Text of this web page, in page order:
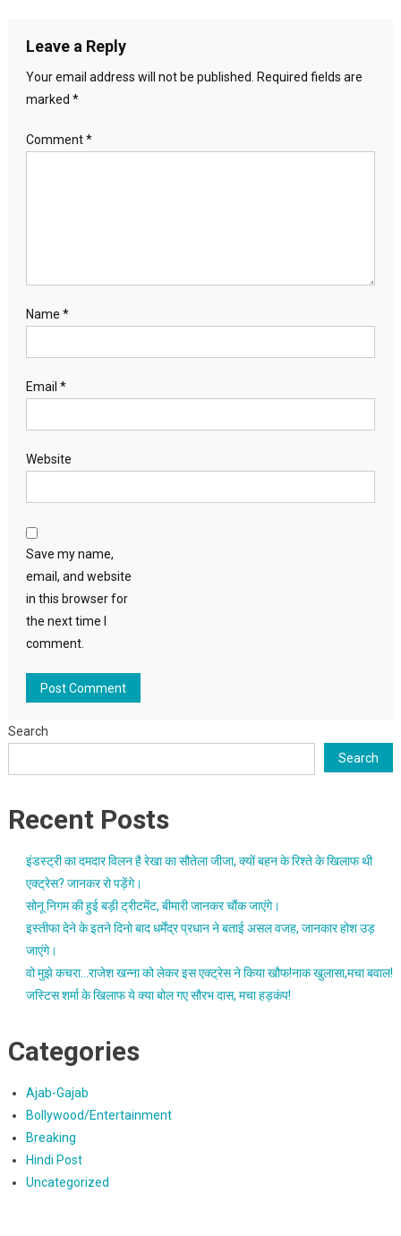
Leave a Reply
Your email address will not be published.
Required fields are
marked *
Comment*
Name *
Email *
Website
Save my name,
email, and website
in this browser for
the next time I
comment.
Search
Search
Recent Posts
इंडस्ट्री का दमदार विलन है रेखा का सौतेला जीजा, क्यों बहन के रिश्ते के खिलाफ थी
एक्ट्रेस? जानकर रो पड़ेंगे।
सोनू निगम की हुई बड़ी ट्रीटमेंट, बीमारी जानकर चौंक जाएंगे।
इस्तीफा देने के इतने दिनो बाद धर्मेंद्र प्रधान ने बताई असल वजह, जानकार होश उड़
जाएंगे।
वो मुझे कचरा…राजेश खन्ना को लेकर इस एक्ट्रेस ने किया खौफ!नाक खुलासा,मचा बवाल!
जस्टिस शर्मा के खिलाफ ये क्या बोल गए सौरभ दास, मचा हड़कंप!
Categories
Ajab-Gajab
Bollywood/Entertainment
Breaking
Hindi Post
Uncategorized